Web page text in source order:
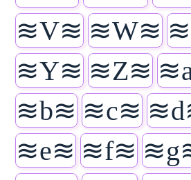
≋V≋ ≋W≋
≋Y≋ ≋Z≋
≋b≋ ≋c≋
≋e≋ ≋f≋